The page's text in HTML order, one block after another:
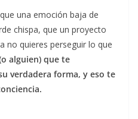
una emoción baja de
chispa, que un proyecto
no quieres perseguir lo que
alguien) que te
verdadera forma, y eso te